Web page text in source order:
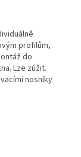
profilům,
do
Lze zúžit.
nosníky